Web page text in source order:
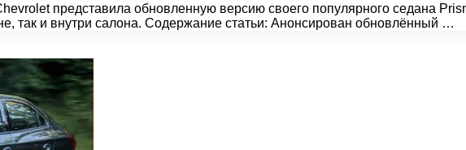
представила обновленную версию своего популярного седана
так и внутри салона. Содержание статьи: Анонсирован обновлённый …